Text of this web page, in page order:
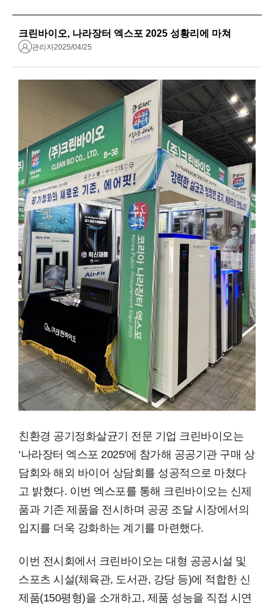
크린바이오, 나라장터 엑스포 2025 성황리에 마쳐
관리자2025/04/25
친환경 공기정화살균기 전문 기업 크린바이오는
‘나라장터 엑스포 2025′에 참가해 공공기관 구매 상
담회와 해외 바이어 상담회를 성공적으로 마쳤다
고 밝혔다. 이번 엑스포를 통해 크린바이오는 신제
품과 기존 제품을 전시하며 공공 조달 시장에서의
입지를 더욱 강화하는 계기를 마련했다.
이번 전시회에서 크린바이오는 대형 공공시설 및
스포츠 시설(체육관, 도서관, 강당 등)에 적합한 신
제품(150평형)을 소개하고, 제품 성능을 직접 시연